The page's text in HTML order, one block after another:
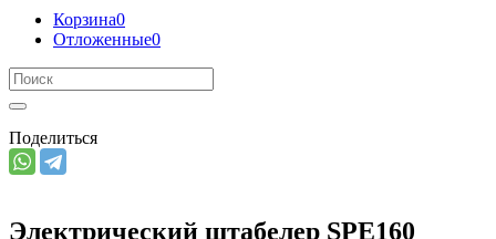
Корзина0
Отложенные0
Поделиться
Электрический штабелер SPE160